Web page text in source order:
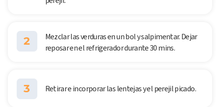
2
Mezclar las verduras en un bol y salpimentar. Dejar
reposar en el refrigerador durante 30 mins.
3 Retirar e incorporar las lentejas y el perejil picado.